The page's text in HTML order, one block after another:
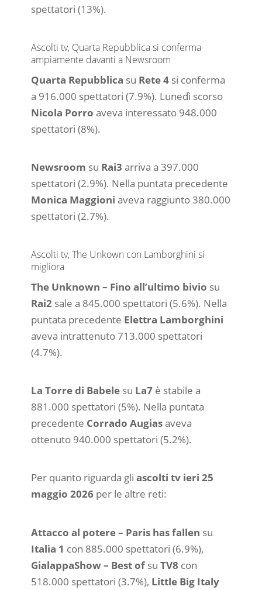
spettatori (13%).
Ascolti tv, Quarta Repubblica si conferma
ampiamente davanti a Newsroom
Quarta Repubblica su Rete 4 si conferma
a 916.000 spettatori (7.9%). Lunedì scorso
Nicola Porro aveva interessato 948.000
spettatori (8%).
Newsroom su Rai3 arriva a 397.000
spettatori (2.9%). Nella puntata precedente
Monica Maggioni aveva raggiunto 380.000
spettatori (2.7%).
Ascolti tv, The Unkown con Lamborghini si
migliora
The Unknown – Fino all’ultimo bivio su
Rai2sale a 845.000 spettatori (5.6%). Nella
puntata precedente Elettra Lamborghini
aveva intrattenuto 713.000 spettatori
(4.7%).
La Torre di Babelesu La7è stabile a
881.000 spettatori (5%). Nella puntata
precedente Corrado Augiasaveva
ottenuto 940.000 spettatori (5.2%).
Per quanto riguarda gli ascolti tv ieri 25
maggio 2026 per le altre reti:
Attacco al potere – Paris has fallen su
Italia 1 con 885.000 spettatori (6.9%),
GialappaShow – Best ofsu TV8 con
518.000 spettatori (3.7%), Little Big Italy